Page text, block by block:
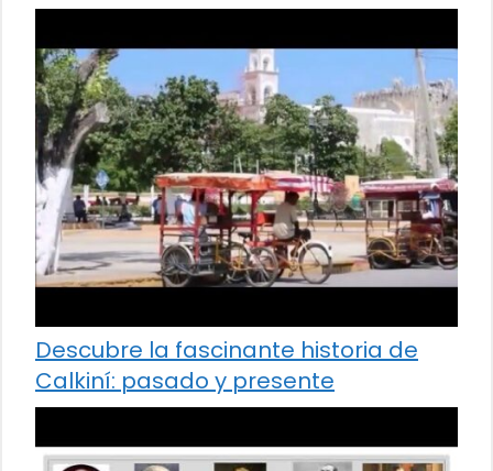
Descubre la fascinante historia de
Calkiní: pasado y presente